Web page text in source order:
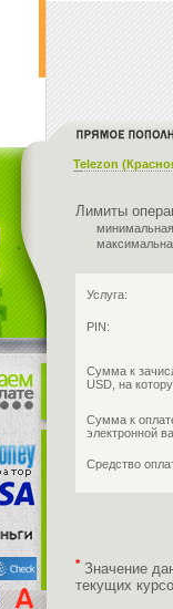
Telezon
Лимиты
Услуга:
PIN:
Сумма к
USD, на
Сумма к
электронной
Средство
* Значение
текущих